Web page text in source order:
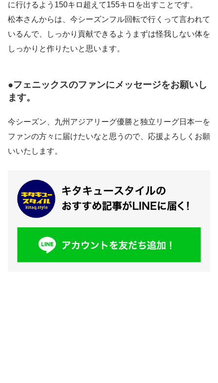
に行けるよう150キロ超えて155キロを出すことです。
松本さんからは、今シーズンフル回転で行くって言われて
いるんで、しっかり貢献できるようまずは怪我しない体を
しっかりと作りたいと思います。
●フェニックスのファンにメッセージをお願いし
ます。
今シーズン、九州アジアリーグ優勝と独立リーグ日本一を
ファンの方々に届けたいなと思うので、応援よろしくお願
いいたします。